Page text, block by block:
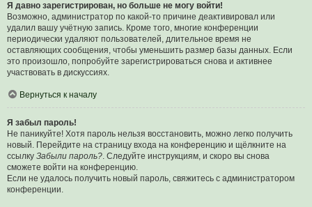
Я давно зарегистрирован, но больше не могу войти!
Возможно, администратор по какой-то причине деактивировал или
удалил вашу учётную запись. Кроме того, многие конференции
периодически удаляют пользователей, длительное время не
оставляющих сообщения, чтобы уменьшить размер базы данных. Если
это произошло, попробуйте зарегистрироваться снова и активнее
участвовать в дискуссиях.
Вернуться к началу
Я забыл пароль!
Не паникуйте! Хотя пароль нельзя восстановить, можно легко получить
новый. Перейдите на страницу входа на конференцию и щёлкните на
ссылку Забыли пароль?. Следуйте инструкциям, и скоро вы снова
сможете войти на конференцию.
Если не удалось получить новый пароль, свяжитесь с администратором
конференции.